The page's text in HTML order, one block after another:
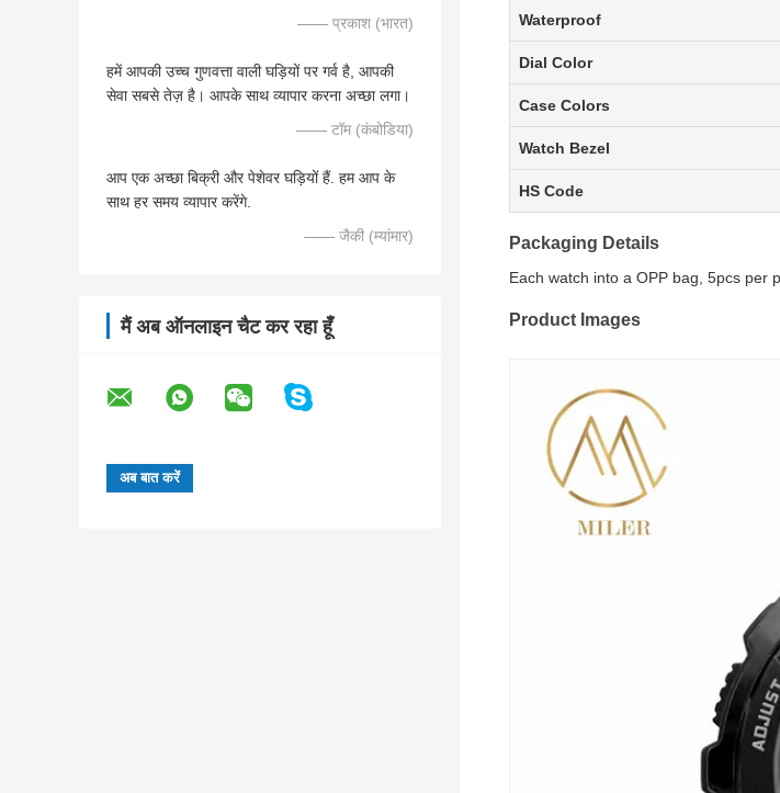
—— प्रकाश (भारत)
हमें आपकी उच्च गुणवत्ता वाली घड़ियों पर गर्व है, आपकी
सेवा सबसे तेज़ है। आपके साथ व्यापार करना अच्छा लगा।
—— टॉम (कंबोडिया)
आप एक अच्छा बिक्री और पेशेवर घड़ियों हैं. हम आप के
साथ हर समय व्यापार करेंगे.
—— जैकी (म्यांमार)
मैं अब ऑनलाइन चैट कर रहा हूँ
Waterproof
Dial Color
Case Colors
Watch Bezel
HS Code
Packaging Details
Each watch into a OPP bag, 5pcs per
Product Images